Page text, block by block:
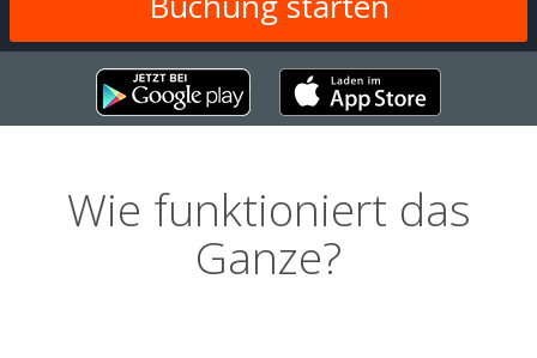
Wie funktioniert das
Ganze?